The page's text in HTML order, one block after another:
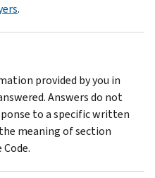
.
provided by you in
Answers do not
to a specific written
meaning of section